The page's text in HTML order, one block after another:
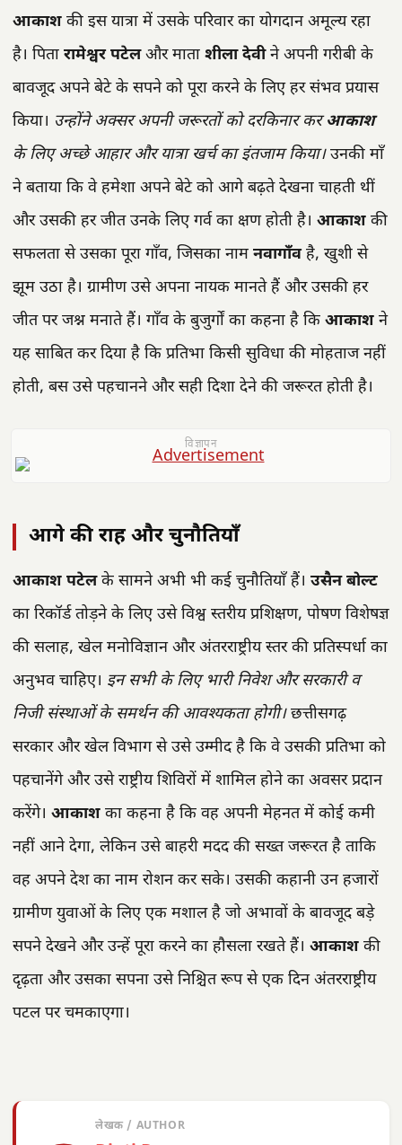
आकाश की इस यात्रा में उसके परिवार का योगदान अमूल्य रहा
है। पिता रामेश्वर पटेलऔर माता शीला देवीने अपनी गरीबी के
बावजूद अपने बेटे के सपने को पूरा करने के लिए हर संभव प्रयास
किया। उन्होंने अक्सर अपनी जरूरतों को दरकिनार करआकाश
के लिए अच्छे आहार और यात्रा खर्च का इंतजाम किया।उनकी माँ
ने बताया कि वे हमेशा अपने बेटे को आगे बढ़ते देखना चाहती थीं
और उसकी हर जीत उनके लिए गर्व का क्षण होती है। आकाश की
सफलता से उसका पूरा गाँव, जिसका नाम नवागाँवहै, खुशी से
झूम उठा है। ग्रामीण उसे अपना नायक मानते हैं और उसकी हर
जीत पर जश्न मनाते हैं। गाँव के बुजुर्गों का कहना है कि आकाश ने
यह साबित कर दिया है कि प्रतिभा किसी सुविधा की मोहताज नहीं
होती, बस उसे पहचानने और सही दिशा देने की जरूरत होती है।
विज्ञापन
आगे की राह और चुनौतियाँ
आकाश पटेलके सामने अभी भी कई चुनौतियाँ हैं। उसैन बोल्ट
का रिकॉर्ड तोड़ने के लिए उसे विश्व स्तरीय प्रशिक्षण, पोषण विशेषज्ञ
की सलाह, खेल मनोविज्ञान और अंतरराष्ट्रीय स्तर की प्रतिस्पर्धा का
अनुभव चाहिए। इन सभी के लिए भारी निवेश और सरकारी व
निजी संस्थाओं के समर्थन की आवश्यकता होगी।छत्तीसगढ़
सरकार और खेल विभाग से उसे उम्मीद है कि वे उसकी प्रतिभा को
पहचानेंगे और उसे राष्ट्रीय शिविरों में शामिल होने का अवसर प्रदान
करेंगे। आकाश का कहना है कि वह अपनी मेहनत में कोई कमी
नहीं आने देगा, लेकिन उसे बाहरी मदद की सख्त जरूरत है ताकि
वह अपने देश का नाम रोशन कर सके। उसकी कहानी उन हजारों
ग्रामीण युवाओं के लिए एक मशाल है जो अभावों के बावजूद बड़े
सपने देखने और उन्हें पूरा करने का हौसला रखते हैं। आकाश की
दृढ़ता और उसका सपना उसे निश्चित रूप से एक दिन अंतरराष्ट्रीय
पटल पर चमकाएगा।
लेखक / AUTHOR